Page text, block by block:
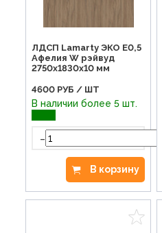
ЛДСП Lamarty ЭКО E0,5
Афелия W рэйвуд
2750х1830х10 мм
4600 РУБ / ШТ
В наличии более 5 шт.
-
В корзину